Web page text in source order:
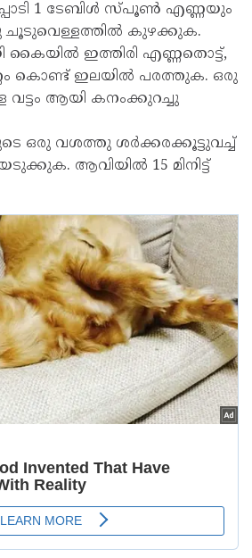
1 ടേബിൾ സ്പൂൺ എണ്ണയും
ചൂടുവെള്ളത്തിൽ കുഴക്കുക.
കൈയിൽ ഇത്തിരി എണ്ണതൊട്ട്,
കൊണ്ട് ഇലയിൽ പരത്തുക. ഒരു
വട്ടം ആയി കനംക്കുറച്ചു
ഒരു വശത്തു ശർക്കരക്കൂട്ടുവച്ച്
ആവിയിൽ 15 മിനിട്ട്